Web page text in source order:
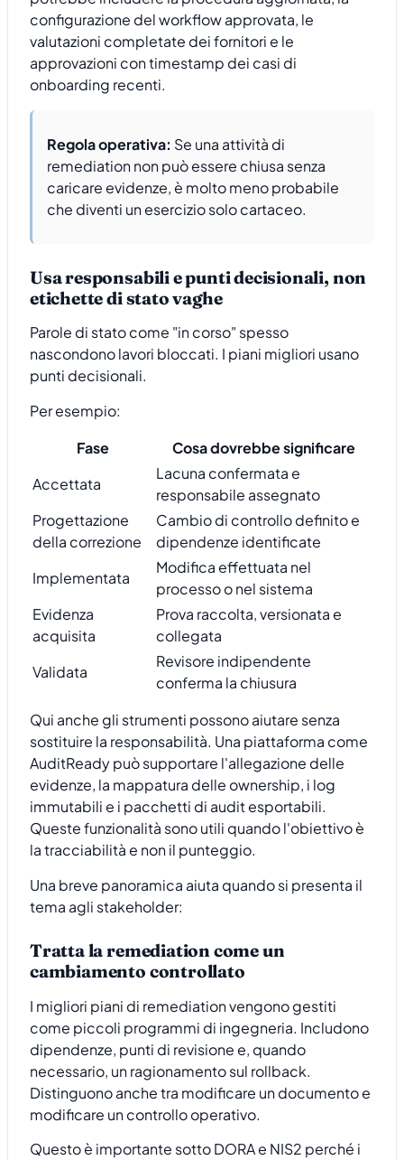
configurazione del workflow approvata, le
valutazioni completate dei fornitori e le
approvazioni con timestamp dei casi di
onboarding recenti.
Regola operativa: Se una attività di
remediation non può essere chiusa senza
caricare evidenze, è molto meno probabile
che diventi un esercizio solo cartaceo.
Usa responsabili e punti decisionali, non
etichette di stato vaghe
Parole di stato come "in corso" spesso
nascondono lavori bloccati. I piani migliori usano
punti decisionali.
Per esempio:
Fase
Cosa dovrebbe significare
Accettata
Lacuna confermata e
responsabile assegnato
Progettazione
della correzione
Cambio di controllo definito e
dipendenze identificate
Implementata
Modifica effettuata nel
processo o nel sistema
Evidenza
acquisita
Prova raccolta, versionata e
collegata
Validata
Revisore indipendente
conferma la chiusura
Qui anche gli strumenti possono aiutare senza
sostituire la responsabilità. Una piattaforma come
AuditReady può supportare l'allegazione delle
evidenze, la mappatura delle ownership, i log
immutabili e i pacchetti di audit esportabili.
Queste funzionalità sono utili quando l'obiettivo è
la tracciabilità e non il punteggio.
Una breve panoramica aiuta quando si presenta il
tema agli stakeholder:
Tratta la remediation come un
cambiamento controllato
I migliori piani di remediation vengono gestiti
come piccoli programmi di ingegneria. Includono
dipendenze, punti di revisione e, quando
necessario, un ragionamento sul rollback.
Distinguono anche tra modificare un documento e
modificare un controllo operativo.
Questo è importante sotto DORA e NIS2 perché i